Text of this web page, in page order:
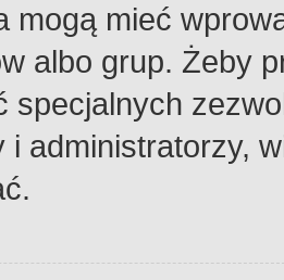
mogą mieć
albo grup. Żeby
specjalnych
i administratorzy,